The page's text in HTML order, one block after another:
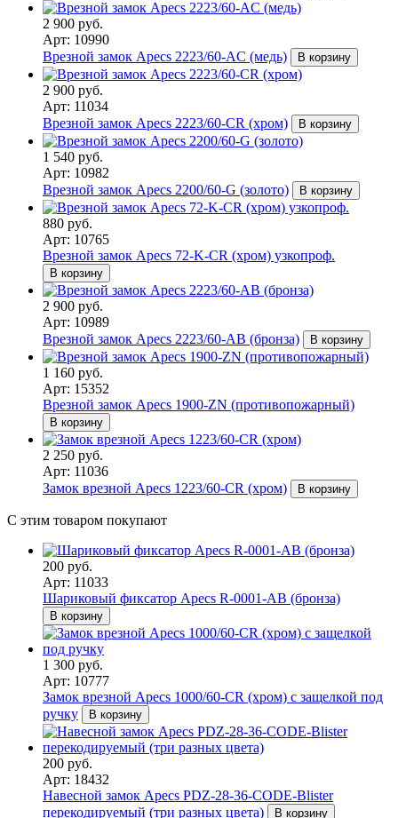
2 900 руб.
Арт: 10990
Врезной замок Apecs 2223/60-AC (медь)
В корзину
2 900 руб.
Арт: 11034
Врезной замок Apecs 2223/60-CR (хром)
В корзину
1 540 руб.
Арт: 10982
Врезной замок Apecs 2200/60-G (золото)
В корзину
880 руб.
Арт: 10765
Врезной замок Apecs 72-K-CR (хром) узкопроф.
В корзину
2 900 руб.
Арт: 10989
Врезной замок Apecs 2223/60-AB (бронза)
В корзину
1 160 руб.
Арт: 15352
Врезной замок Apecs 1900-ZN (противопожарный)
В корзину
2 250 руб.
Арт: 11036
Замок врезной Apecs 1223/60-CR (хром)
В корзину
С этим товаром покупают
200 руб.
Арт: 11033
Шариковый фиксатор Apecs R-0001-AB (бронза)
В корзину
1 300 руб.
Арт: 10777
Замок врезной Apecs 1000/60-CR (хром) с защелкой под
ручку
В корзину
200 руб.
Арт: 18432
Навесной замок Apecs PDZ-28-36-CODE-Blister
перекодируемый (три разных цвета)
В корзину